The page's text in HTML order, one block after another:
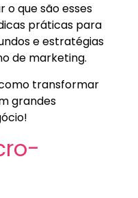
o que são esses
práticas para
e estratégias
de marketing.
transformar
grandes